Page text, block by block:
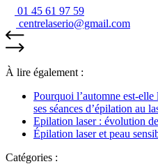
01 45 61 97 59
centrelaserio@gmail.com
À lire également :
Pourquoi l’automne est-
ses séances d’épilation au
Epilation laser : évolution
Épilation laser et peau
Catégories :